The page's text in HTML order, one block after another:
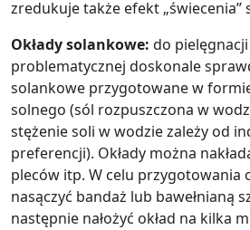
zredukuje także efekt „świecenia”
Okłady solankowe: do
problematycznej doskonale
solankowe przygotowane w
solnego (sól rozpuszczona w
stężenie soli w wodzie zależy od
preferencji). Okłady można
pleców itp. W celu przygotowania
nasączyć bandaż lub bawełnianą
następnie nałożyć okład na kilka